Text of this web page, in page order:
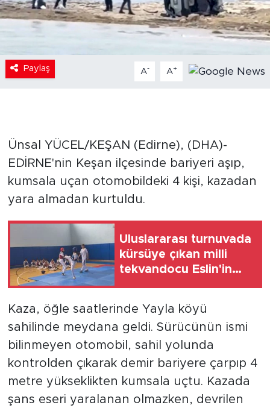
Paylaş A- A+
Ünsal YÜCEL/KEŞAN (Edirne), (DHA)-
EDİRNE'nin Keşan ilçesinde bariyeri aşıp,
kumsala uçan otomobildeki 4 kişi, kazadan
yara almadan kurtuldu.
Uluslararası turnuvada
kürsüye çıkan milli
tekvandocu Eslin'in
Kaza, öğle saatlerinde Yayla köyü
sahilinde meydana geldi. Sürücünün ismi
bilinmeyen otomobil, sahil yolunda
kontrolden çıkarak demir bariyere çarpıp 4
metre yükseklikten kumsala uçtu. Kazada
şans eseri yaralanan olmazken, devrilen